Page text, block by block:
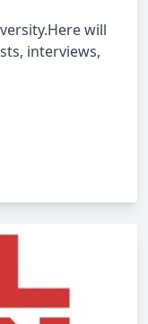
will
interviews,